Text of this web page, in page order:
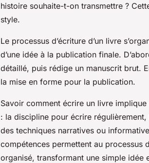
histoire souhaite-t-on transmettre ?
style.
Le processus d’écriture d’un livre
d’une idée à la publication finale.
détaillé, puis rédige un manuscrit brut.
la mise en forme pour la publication.
Savoir comment écrire un livre
: la discipline pour écrire
des techniques narratives ou
compétences permettent au processus
organisé, transformant une simple idée